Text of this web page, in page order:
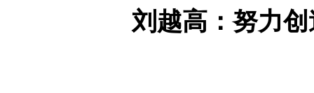
刘越高：努力